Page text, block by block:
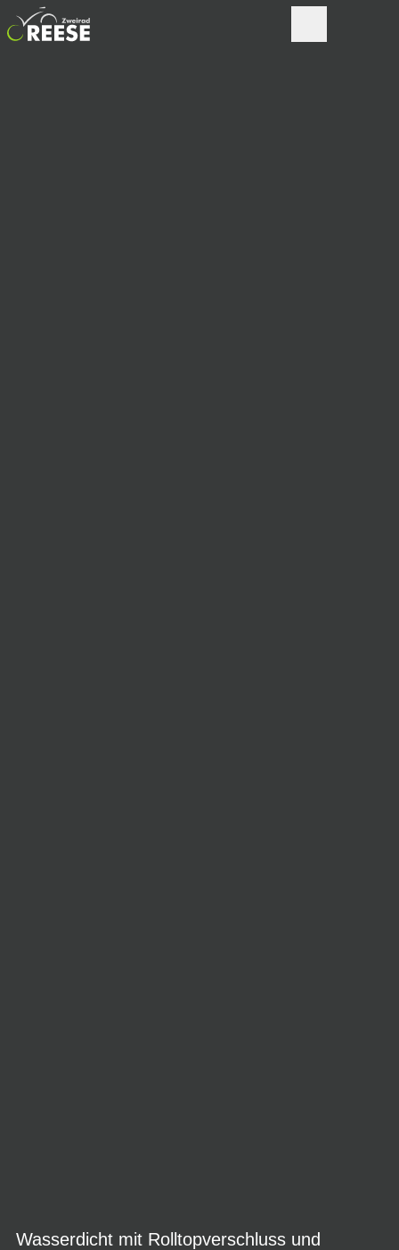
Wasserdicht mit Rolltopverschluss und